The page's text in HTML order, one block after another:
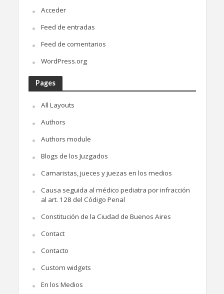
Acceder
Feed de entradas
Feed de comentarios
WordPress.org
Pages
All Layouts
Authors
Authors module
Blogs de los Juzgados
Camaristas, jueces y juezas en los medios
Causa seguida al médico pediatra por infracción
al art. 128 del Código Penal
Constitución de la Ciudad de Buenos Aires
Contact
Contacto
Custom widgets
En los Medios